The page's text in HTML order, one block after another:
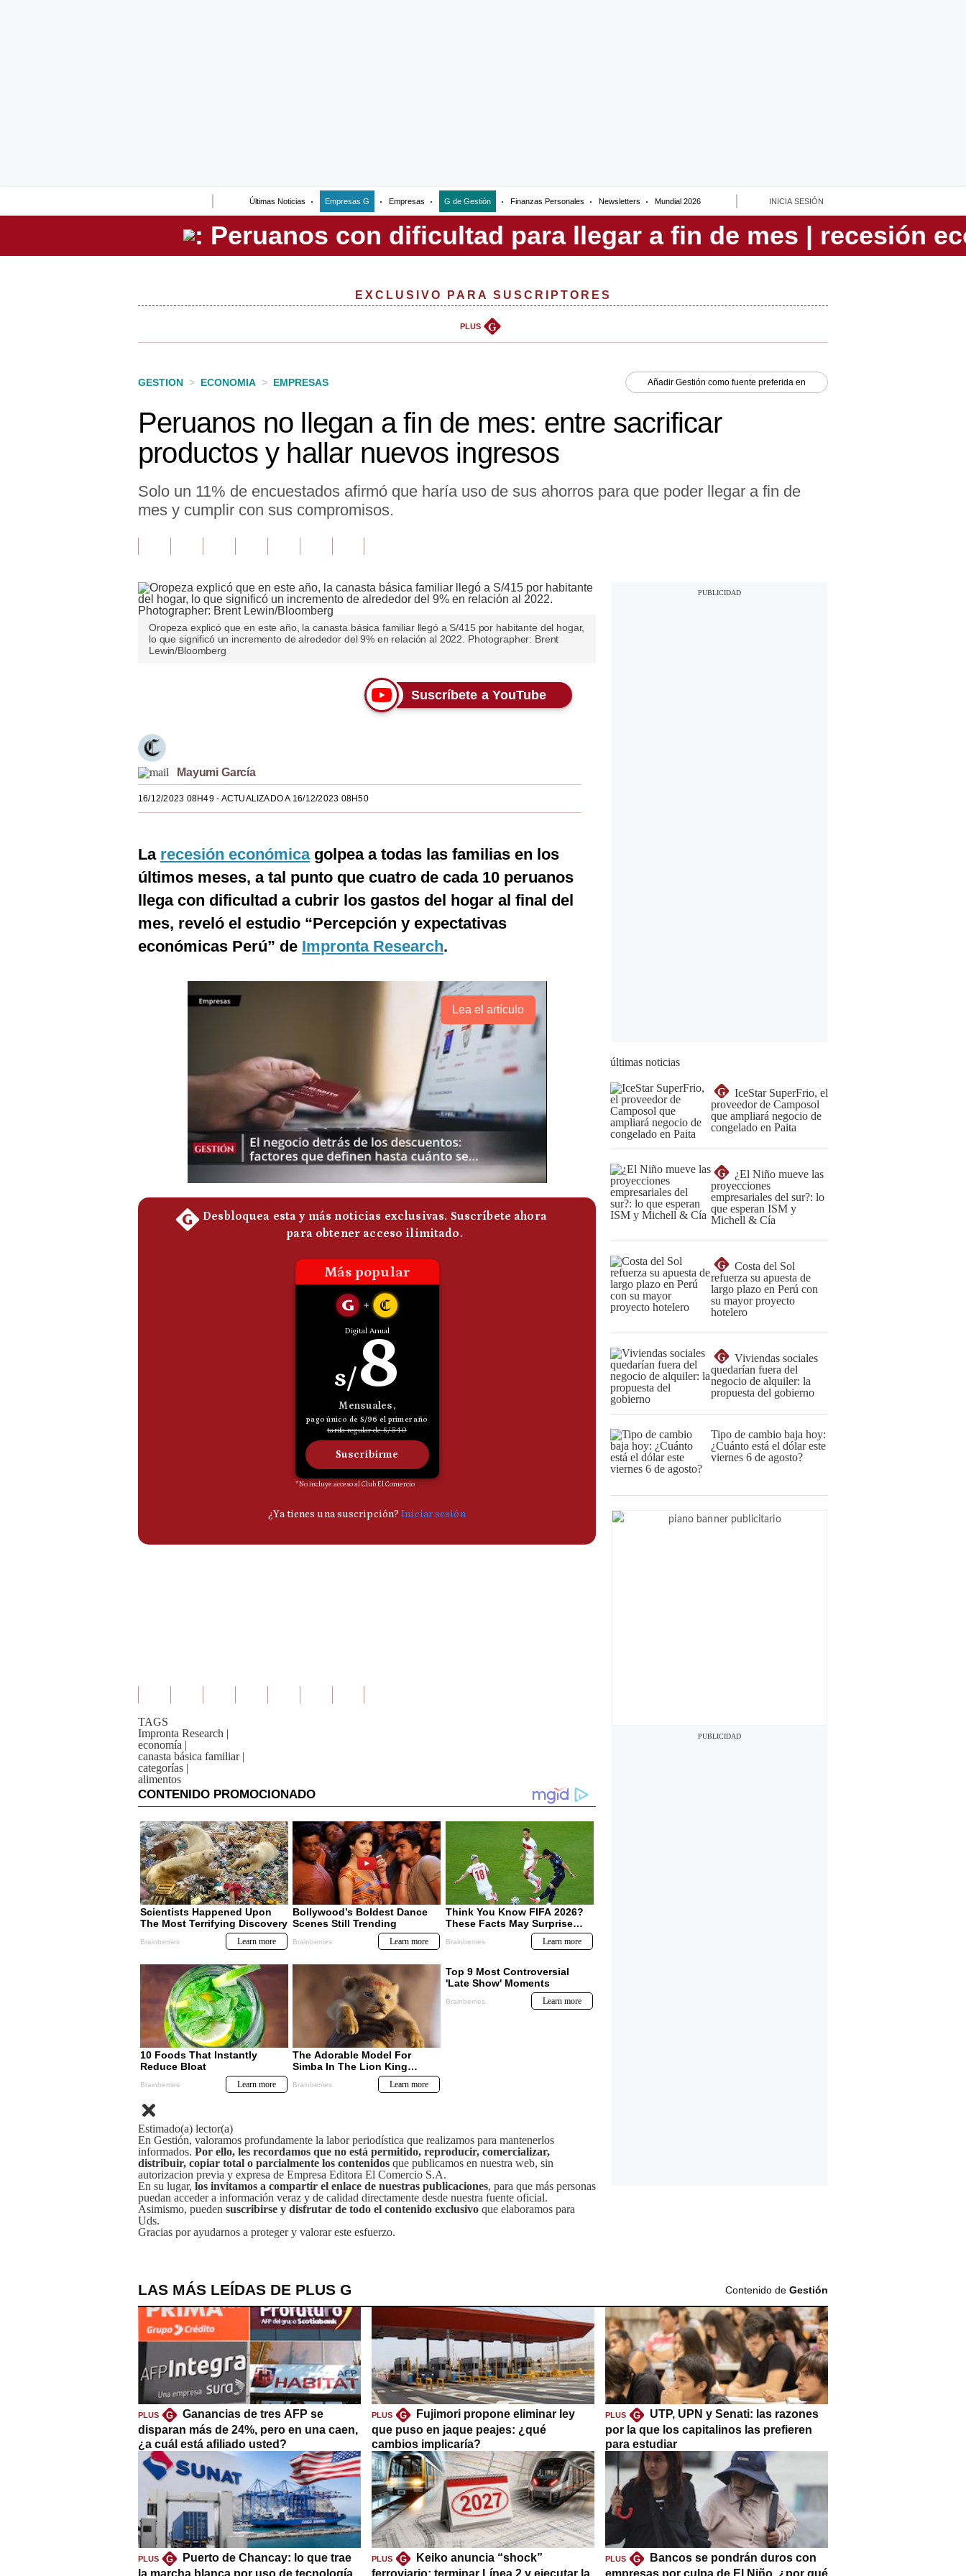
Últimas Noticias Empresas G Empresas G de Gestión Finanzas Personales Newsletters Mundial 2026 INICIA SESIÓN
Perú
EXCLUSIVO PARA SUSCRIPTORES
PLUS G
GESTION > ECONOMIA > EMPRESAS Añadir Gestión como fuente preferida en
Peruanos no llegan a fin de mes: entre sacrificar
productos y hallar nuevos ingresos
Solo un 11% de encuestados afirmó que haría uso de sus ahorros para que poder llegar a fin de
mes y cumplir con sus compromisos.
Oropeza explicó que en este año, la canasta básica familiar llegó a S/415 por habitante del hogar,
lo que significó un incremento de alrededor del 9% en relación al 2022. Photographer: Brent
Lewin/Bloomberg
Suscríbete a YouTube
Mayumi García
16/12/2023 08H49- ACTUALIZADO A 16/12/2023 08H50
La recesión económicagolpea a todas las familias en los
últimos meses, a tal punto que cuatro de cada 10 peruanos
llega con dificultad a cubrir los gastos del hogar al final del
mes, reveló el estudio “Percepción y expectativas
económicas Perú” de Impronta Research.
Lea el artículo
TAGS
Impronta Research |
economía |
canasta básica familiar |
categorías |
alimentos
Estimado(a) lector(a)
En Gestión, valoramos profundamente la labor periodística que realizamos para mantenerlos
informados. Por ello, les recordamos que no está permitido, reproducir, comercializar,
distribuir, copiar total o parcialmente los contenidos que publicamos en nuestra web, sin
autorizacion previa y expresa de Empresa Editora El Comercio S.A.
En su lugar, los invitamos a compartir el enlace de nuestras publicaciones, para que más personas
puedan acceder a información veraz y de calidad directamente desde nuestra fuente oficial.
Asimismo, pueden suscribirse y disfrutar de todo el contenido exclusivo que elaboramos para
Uds.
Gracias por ayudarnos a proteger y valorar este esfuerzo.
últimas noticias
G
IceStar SuperFrio, el
proveedor de Camposol
que ampliará negocio de
congelado en Paita
G
¿El Niño mueve las
proyecciones
empresariales del sur?: lo
que esperan ISM y
Michell & Cía
G
Costa del Sol
refuerza su apuesta de
largo plazo en Perú con
su mayor proyecto
hotelero
G
Viviendas sociales
quedarían fuera del
negocio de alquiler: la
propuesta del gobierno
Tipo de cambio baja hoy:
¿Cuánto está el dólar este
viernes 6 de agosto?
LAS MÁS LEÍDAS DE PLUS G Contenido de Gestión
PLUS G
Ganancias de tres AFP se
disparan más de 24%, pero en una caen,
¿a cuál está afiliado usted?
PLUS G
Fujimori propone eliminar ley
que puso en jaque peajes: ¿qué
cambios implicaría?
PLUS G
UTP, UPN y Senati: las razones
por la que los capitalinos las prefieren
para estudiar
PLUS G
Puerto de Chancay: lo que trae
la marcha blanca por uso de tecnología
PLUS G
Keiko anuncia “shock”
ferroviario: terminar Línea 2 y ejecutar la
PLUS G
Bancos se pondrán duros con
empresas por culpa de El Niño, ¿por qué